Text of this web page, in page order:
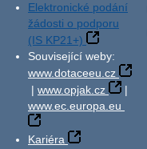
Elektronické podání
žádosti o podporu
(IS KP21+)
Související weby:
www.dotaceeu.cz
| www.opjak.cz
|
www.ec.europa.eu
Kariéra